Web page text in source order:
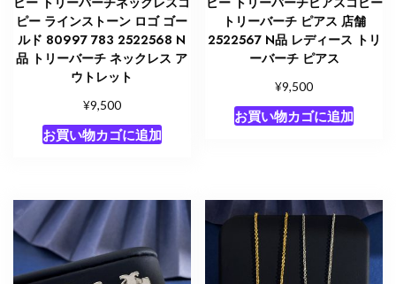
ピー ラインストーン ロゴ ゴー
ルド 80997 783 2522568 N
品 トリーバーチ ネックレス ア
ウトレット
¥9,500
お買い物カゴに追加
トリーバーチ ピアス 店舗
2522567 N品 レディース トリ
ーバーチ ピアス
¥9,500
お買い物カゴに追加